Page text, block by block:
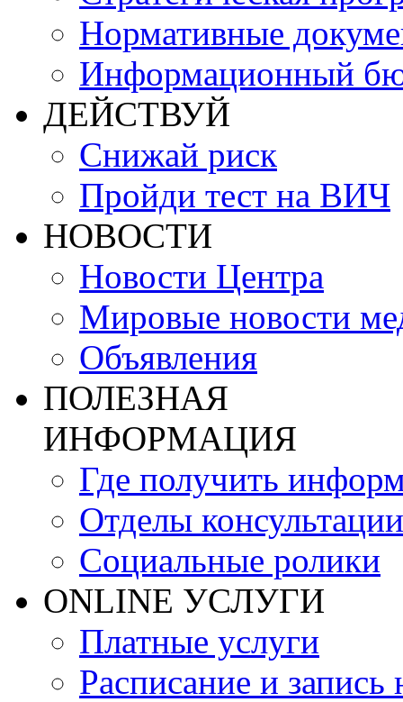
Нормативные
Информационный
ДЕЙСТВУЙ
Снижай риск
Пройди тест на ВИЧ
НОВОСТИ
Новости Центра
Мировые новости
Объявления
ПОЛЕЗНАЯ
ИНФОРМАЦИЯ
Где получить
Отделы консультации
Социальные ролики
ONLINE УСЛУГИ
Платные услуги
Расписание и запись